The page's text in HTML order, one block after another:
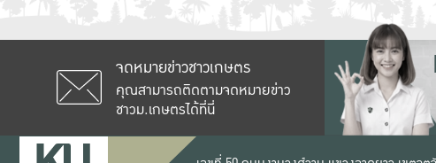
จดหมายข่าวชาวเกษตร
คุณสามารถติดตามจดหมายข่าว
ชาวม.เกษตรได้ที่นี่